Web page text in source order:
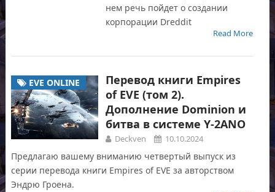
нем речь пойдет о создании
корпорации Dreddit
Read More
EVE ONLINE
Перевод книги Empires
of EVE (том 2).
Дополнение Dominion и
битва в системе Y-2ANO
Deckven 10.10.2024
Предлагаю вашему вниманию четвертый выпуск из
серии перевода книги Empires of EVE за авторством
Эндрю Гроена.